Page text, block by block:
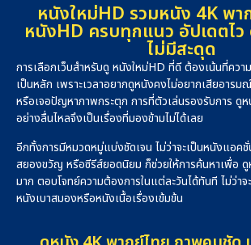
หนังใหม่HD รวมหนัง 4K พา
หนังHD ครบทุกแนว อัปเดตไว
ไม่มีสะดุด
การเลือกเว็บสำหรับดู หนังใหม่HD ที่ดี ต้องเน้นที่ควา
เป็นหลัก เพราะเวลาอยากดูหนังคงไม่อยากเสียอารม
หรือเจอปัญหาภาพกระตุก การที่ตัวเล่นรองรับการ ดู
อย่างลื่นไหลจึงเป็นเรื่องที่มองข้ามไม่ได้เลย
อีกทั้งการมีหมวดหมู่แบ่งชัดเจน ไม่ว่าจะเป็นหนังแอค
สยองขวัญ หรือซีรีส์ยอดนิยม ก็ช่วยให้การค้นหาเพื่อ
มาก ตอบโจทย์ความต้องการในแต่ละวันได้ทันที ไม่ว่า
หนังเบาสมองหรือหนังเนื้อเรื่องเข้มข้น